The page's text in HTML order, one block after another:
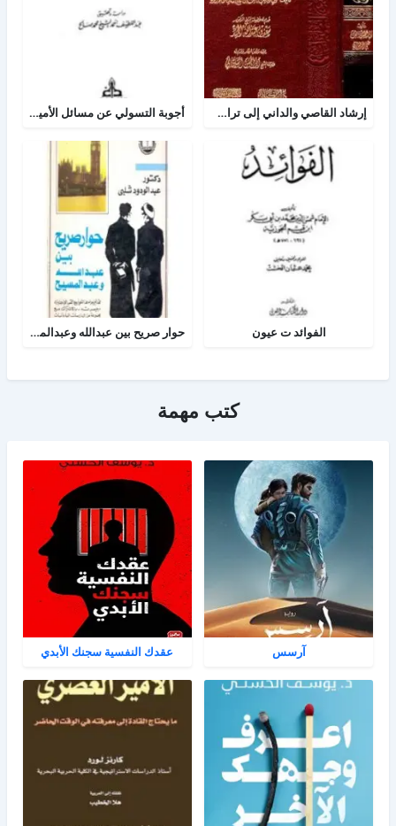
إرشاد القاصي والداني إلى تراجم شيوخ الطبراني أجوبة التسولي عن مسائل الأمير عبد القادر في الجهاد
الفوائد ت عيون حوار صريح بين عبدالله وعبدالمسيح
كتب مهمة
آرسس عقدك النفسية سجنك الأبدي